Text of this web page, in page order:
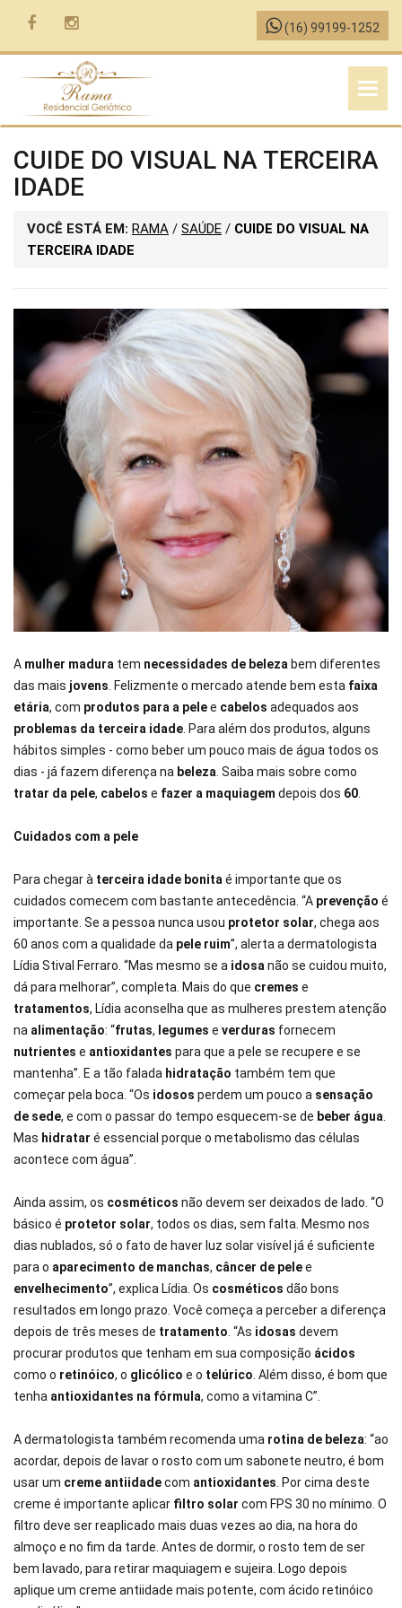
(16) 99199-1252
MENU
CUIDE DO VISUAL NA TERCEIRA
IDADE
VOCÊ ESTÁ EM: RAMA / SAÚDE / CUIDE DO VISUAL NA
TERCEIRA IDADE
A mulher madura tem necessidades de beleza bem diferentes
das mais jovens . Felizmente o mercado atende bem esta faixa
etária, com produtos para a pelee cabelos adequados aos
problemas da terceira idade . Para além dos produtos, alguns
hábitos simples - como beber um pouco mais de água todos os
dias - já fazem diferença na beleza . Saiba mais sobre como
tratar da pele, cabelos e fazer a maquiagem depois dos 60
Cuidados com a pele
Para chegar à terceira idade bonita é importante que os
cuidados comecem com bastante antecedência. “A prevenção é
importante. Se a pessoa nunca usou protetor solar, chega aos
60 anos com a qualidade da pele ruim”, alerta a dermatologista
Lídia Stival Ferraro. “Mas mesmo se a idosa não se cuidou muito,
dá para melhorar”, completa. Mais do que cremes e
tratamentos, Lídia aconselha que as mulheres prestem atenção
na alimentação: “frutas, legumes e verduras fornecem
nutrientes e antioxidantes para que a pele se recupere e se
mantenha”. E a tão falada hidratação também tem que
começar pela boca. “Os idosos perdem um pouco a sensação
de sede, e com o passar do tempo esquecem-se de beber água
Mas hidratar é essencial porque o metabolismo das células
acontece com água”.
Ainda assim, os cosméticos não devem ser deixados de lado. “O
básico é protetor solar, todos os dias, sem falta. Mesmo nos
dias nublados, só o fato de haver luz solar visível já é suficiente
para o aparecimento de manchas, câncer de pelee
envelhecimento”, explica Lídia. Os cosméticos dão bons
resultados em longo prazo. Você começa a perceber a diferença
depois de três meses de tratamento . “As idosas devem
procurar produtos que tenham em sua composição ácidos
como o retinóico, o glicólico e o telúrico . Além disso, é bom que
tenha antioxidantes na fórmula, como a vitamina C”.
A dermatologista também recomenda uma rotina de beleza: “ao
acordar, depois de lavar o rosto com um sabonete neutro, é bom
usar um creme antiidadecom antioxidantes . Por cima deste
creme é importante aplicar filtro solar com FPS 30 no mínimo. O
filtro deve ser reaplicado mais duas vezes ao dia, na hora do
almoço e no fim da tarde. Antes de dormir, o rosto tem de ser
bem lavado, para retirar maquiagem e sujeira. Logo depois
aplique um creme antiidade mais potente, com ácido retinóico